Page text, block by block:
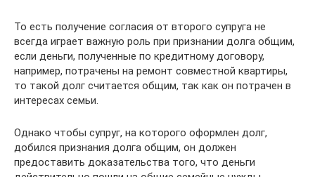
То есть получение согласия от второго супруга не
всегда играет важную роль при признании долга общим,
если деньги, полученные по кредитному договору,
например, потрачены на ремонт совместной квартиры,
то такой долг считается общим, так как он потрачен в
интересах семьи.
Однако чтобы супруг, на которого оформлен долг,
добился признания долга общим, он должен
предоставить доказательства того, что деньги